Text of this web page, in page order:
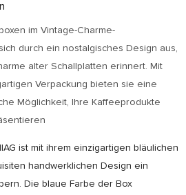
im Vintage-Charme-
durch ein nostalgisches Design aus,
alter Schallplatten erinnert. Mit
Verpackung bieten sie eine
Möglichkeit, Ihre Kaffeeprodukte
ist mit ihrem einzigartigen bläulichen
handwerklichen Design ein
Die blaue Farbe der Box